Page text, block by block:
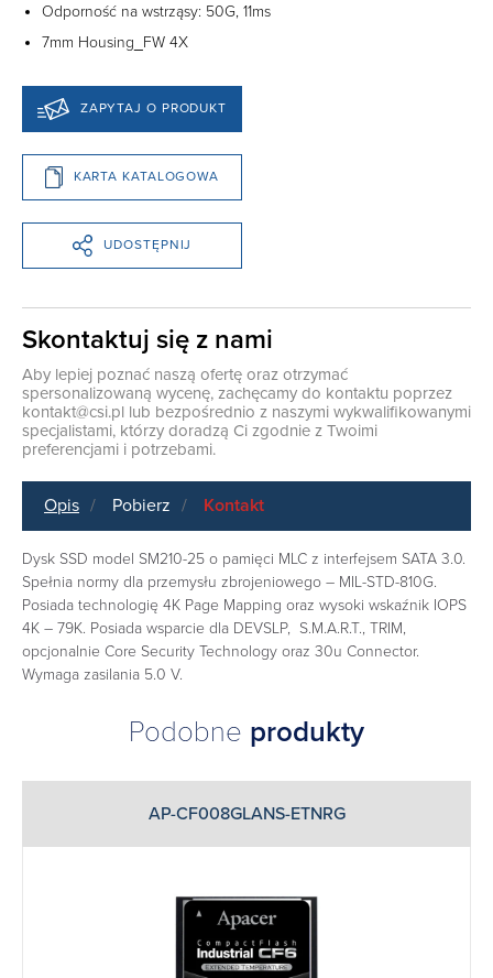
Odporność na wstrząsy: 50G, 11ms
7mm Housing_FW 4X
ZAPYTAJ O PRODUKT
KARTA KATALOGOWA
UDOSTĘPNIJ
Skontaktuj się z nami
Aby lepiej poznać naszą ofertę oraz otrzymać
spersonalizowaną wycenę, zachęcamy do kontaktu poprzez
kontakt@csi.pl lub bezpośrednio z naszymi wykwalifikowanymi
specjalistami, którzy doradzą Ci zgodnie z Twoimi
preferencjami i potrzebami.
Opis Pobierz Kontakt
Dysk SSD model SM210-25 o pamięci MLC z interfejsem SATA 3.0.
Spełnia normy dla przemysłu zbrojeniowego – MIL-STD-810G.
Posiada technologię 4K Page Mapping oraz wysoki wskaźnik IOPS
4K – 79K. Posiada wsparcie dla DEVSLP, S.M.A.R.T., TRIM,
opcjonalnie Core Security Technology oraz 30u Connector.
Wymaga zasilania 5.0 V.
Podobne produkty
AP-CF008GLANS-ETNRG